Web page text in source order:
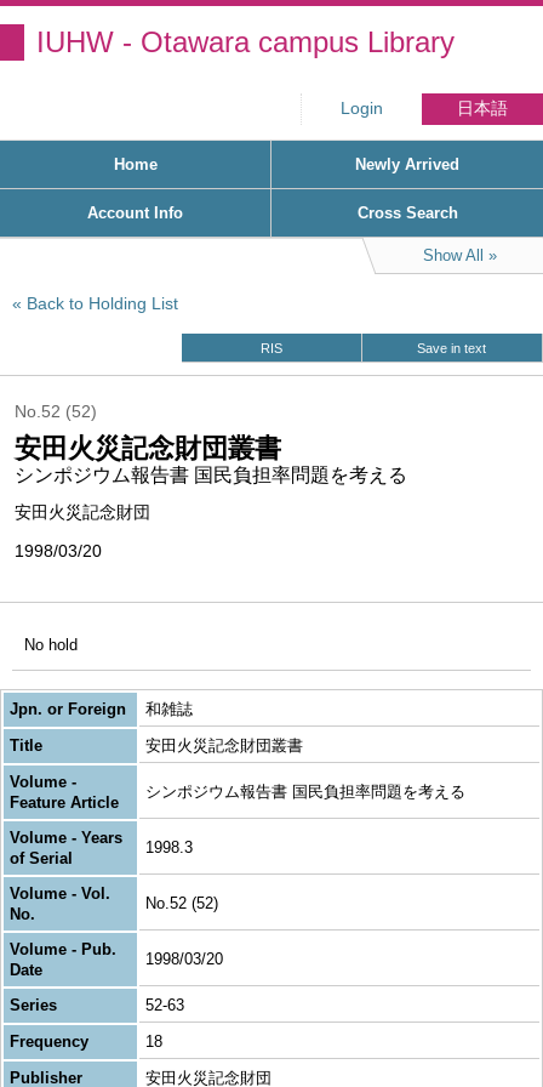
IUHW - Otawara campus Library
Login 日本語
Home Newly Arrived
Account Info Cross Search
Show All
Back to Holding List
RIS Save in text
No.52 (52)
安田火災記念財団叢書
シンポジウム報告書 国民負担率問題を考える
安田火災記念財団
1998/03/20
No hold
Jpn. or Foreign
和雑誌
Title
安田火災記念財団叢書
Volume -
Feature Article
シンポジウム報告書 国民負担率問題を考える
Volume - Years
of Serial
1998.3
Volume - Vol.
No.
No.52 (52)
Volume - Pub.
Date
1998/03/20
Series
52-63
Frequency
18
Publisher
安田火災記念財団